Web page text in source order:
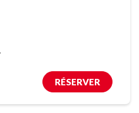
RÉSERVER